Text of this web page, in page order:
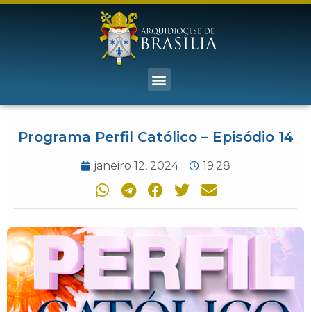
Programa Perfil Católico – Episódio 14
janeiro 12, 2024 19:28